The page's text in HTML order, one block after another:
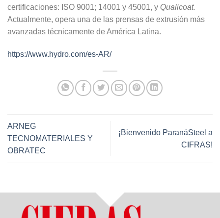
certificaciones: ISO 9001; 14001 y 45001, y Qualicoat.
Actualmente, opera una de las prensas de extrusión más
avanzadas técnicamente de América Latina.
https://www.hydro.com/es-AR/
ARNEG
TECNOMATERIALES Y
OBRATEC
¡Bienvenido ParanáSteel a
CIFRAS!